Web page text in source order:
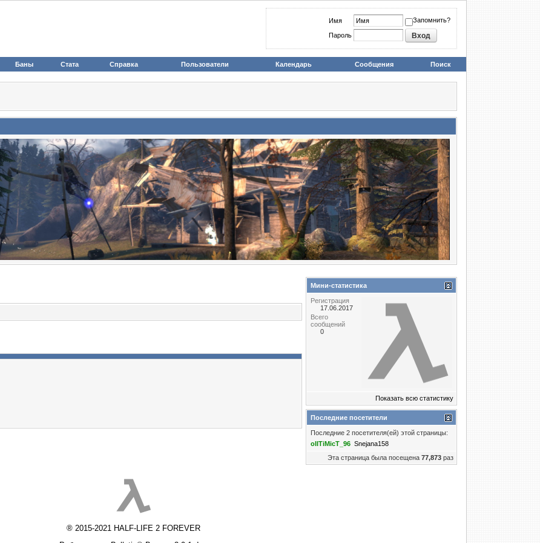
Имя Запомнить?
Пароль
Баны Стата Справка Пользователи Календарь Сообщения Поиск
Мини-статистика
Регистрация
17.06.2017
Всего
сообщений
0
Показать всю статистику
Последние посетители
Последние 2 посетителя(ей) этой страницы:
oIITiMicT_96 Snejana158
Эта страница была посещена 77,873 раз
® 2015-2021 HALF-LIFE 2 FOREVER